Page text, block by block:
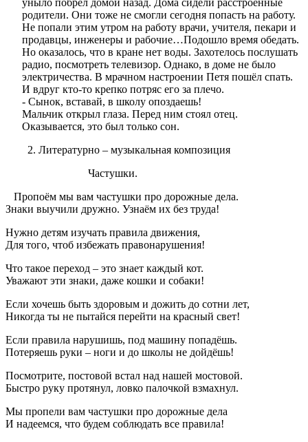
уныло побрёл домой назад. Дома сидели расстроенные
родители. Они тоже не смогли сегодня попасть на работу.
Не попали этим утром на работу врачи, учителя, пекари и
продавцы, инженеры и рабочие…Подошло время обедать.
Но оказалось, что в кране нет воды. Захотелось послушать
радио, посмотреть телевизор. Однако, в доме не было
электричества. В мрачном настроении Петя пошёл спать.
И вдруг кто-то крепко потряс его за плечо.
- Сынок, вставай, в школу опоздаешь!
Мальчик открыл глаза. Перед ним стоял отец.
Оказывается, это был только сон.
Литературно – музыкальная композиция
Частушки.
Пропоём мы вам частушки про дорожные дела.
Знаки выучили дружно. Узнаём их без труда!
Нужно детям изучать правила движения,
Для того, чтоб избежать правонарушения!
Что такое переход – это знает каждый кот.
Уважают эти знаки, даже кошки и собаки!
Если хочешь быть здоровым и дожить до сотни лет,
Никогда ты не пытайся перейти на красный свет!
Если правила нарушишь, под машину попадёшь.
Потеряешь руки – ноги и до школы не дойдёшь!
Посмотрите, постовой встал над нашей мостовой.
Быстро руку протянул, ловко палочкой взмахнул.
Мы пропели вам частушки про дорожные дела
И надеемся, что будем соблюдать все правила!